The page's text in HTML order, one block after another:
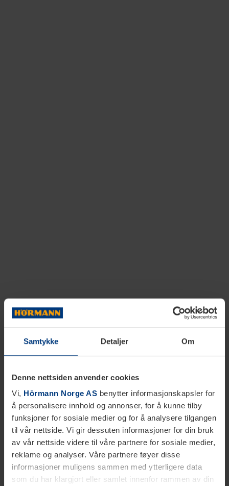
Samtykke Detaljer Om
Denne nettsiden anvender cookies
Vi, Hörmann Norge AS benytter informasjonskapsler for
å personalisere innhold og annonser, for å kunne tilby
funksjoner for sosiale medier og for å analysere tilgangen
til vår nettside. Vi gir dessuten informasjoner for din bruk
av vår nettside videre til våre partnere for sosiale medier,
reklame og analyser. Våre partnere føyer disse
informasjoner muligens sammen med ytterligere data
som du har klargjort eller samlet innenfor rammen av din